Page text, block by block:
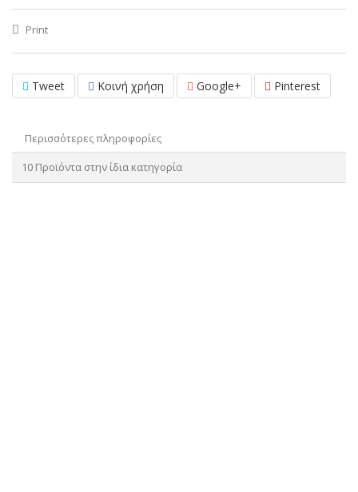
Print
Tweet Κοινή χρήση Google+ Pinterest
Περισσότερες πληροφορίες
10 Προϊόντα στην ίδια κατηγορία